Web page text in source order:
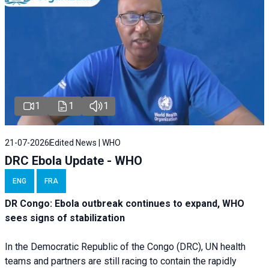
1 1 1
21-07-2026 Edited News | WHO
DRC Ebola Update - WHO
ENG FRA
DR Congo: Ebola outbreak continues to expand, WHO
sees signs of stabilization
In the Democratic Republic of the Congo (DRC), UN health
teams and partners are still racing to contain the rapidly